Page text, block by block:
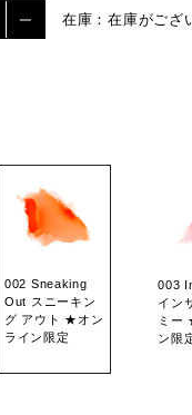
在庫：在庫がござ
002 Sneaking
Out スニーキン
グ アウト ★オン
ライン限定
003
イン
ミー
ン限